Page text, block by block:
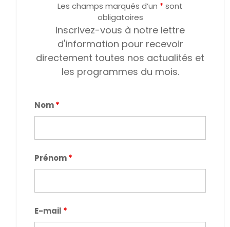
Les champs marqués d’un *sont
obligatoires
Inscrivez-vous à notre lettre
d'information pour recevoir
directement toutes nos actualités et
les programmes du mois.
Nom*
Prénom*
E-mail *